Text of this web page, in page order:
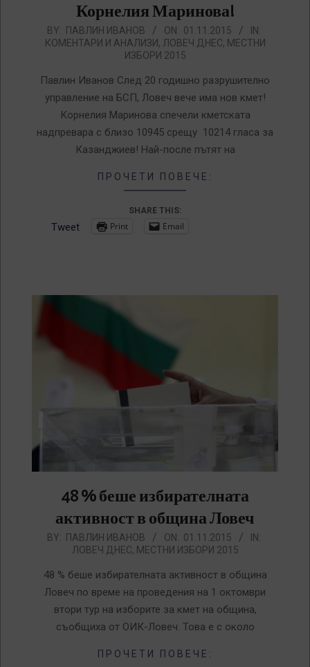
Корнелия Маринова!
2015-
11-
BY: ПАВЛИН ИВАНОВ ON: 01.11.2015
IN:
КОМЕНТАРИ И АНАЛИЗИ, ЛОВЕЧ ДНЕС, МЕСТНИ
ИЗБОРИ 2015
Павлин Иванов След 20 годишно разрушително
управление на БСП, Ловеч вече има нов кмет!
Корнелия Маринова спечели кметската
надпревара с близо 10945 срещу 10214 гласа за
Казанджиев! Най-после пътят на
ПРОЧЕТИ ПОВЕЧЕ:
SHARE THIS:
Tweet Print Email
48 % беше избирателната
активност в община Ловеч
2015-
BY: ПАВЛИН ИВАНОВ ON: 01.11.2015
IN:
ЛОВЕЧ ДНЕС, МЕСТНИ ИЗБОРИ 2015
48 % беше избирателната активност в община
Ловеч по време на проведения на 1 октомври
втори тур на изборите за кмет на община,
съобщиха от ОИК-Ловеч. Това е с около
ПРОЧЕТИ ПОВЕЧЕ: